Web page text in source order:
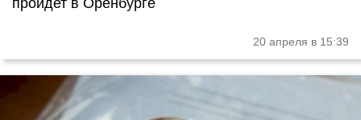
20 апреля в 15:39